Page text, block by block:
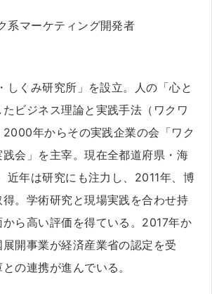
系マーケティング開発者
しくみ研究所」を設立。人の「心と
ビジネス理論と実践手法（ワクワ
年からその実践企業の会「ワク
会」を主宰。現在全都道府県・海
近年は研究にも注力し、2011年、博
。学術研究と現場実践を合わせ持
ら高い評価を得ている。2017年か
開事業が経済産業省の認定を受
の連携が進んでいる。